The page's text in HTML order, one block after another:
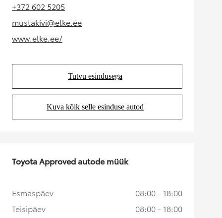
+372 602 5205(Opens in new tab)
mustakivi@elke.ee
(Opens in new tab)
www.elke.ee/(Opens in new tab)
Tutvu esindusega
(Opens in new tab)
Kuva kõik selle esinduse autod
(Opens in new tab)
Toyota Approved autode müük
Esmaspäev
08:00 - 18:00
Teisipäev
08:00 - 18:00